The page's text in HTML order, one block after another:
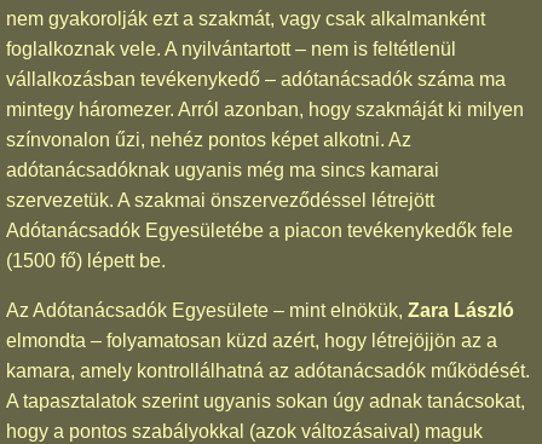
nem gyakorolják ezt a szakmát, vagy csak alkalmanként
foglalkoznak vele. A nyilvántartott – nem is feltétlenül
vállalkozásban tevékenykedő – adótanácsadók száma ma
mintegy háromezer. Arról azonban, hogy szakmáját ki milyen
színvonalon űzi, nehéz pontos képet alkotni. Az
adótanácsadóknak ugyanis még ma sincs kamarai
szervezetük. A szakmai önszerveződéssel létrejött
Adótanácsadók Egyesületébe a piacon tevékenykedők fele
(1500 fő) lépett be.
Az Adótanácsadók Egyesülete – mint elnökük, Zara László
elmondta – folyamatosan küzd azért, hogy létrejöjjön az a
kamara, amely kontrollálhatná az adótanácsadók működését.
A tapasztalatok szerint ugyanis sokan úgy adnak tanácsokat,
hogy a pontos szabályokkal (azok változásaival) maguk